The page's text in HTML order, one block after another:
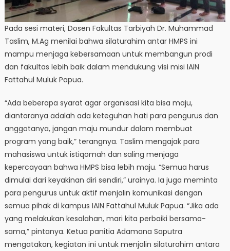
Pada sesi materi, Dosen Fakultas Tarbiyah Dr. Muhammad
Taslim, M.Ag menilai bahwa silaturahim antar HMPS ini
mampu menjaga kebersamaan untuk membangun prodi
dan fakultas lebih baik dalam mendukung visi misi IAIN
Fattahul Muluk Papua.
“Ada beberapa syarat agar organisasi kita bisa maju,
diantaranya adalah ada keteguhan hati para pengurus dan
anggotanya, jangan maju mundur dalam membuat
program yang baik,” terangnya. Taslim mengajak para
mahasiswa untuk istiqomah dan saling menjaga
kepercayaan bahwa HMPS bisa lebih maju. “Semua harus
dimulai dari keyakinan diri sendiri,” urainya. Ia juga meminta
para pengurus untuk aktif menjalin komunikasi dengan
semua pihak di kampus IAIN Fattahul Muluk Papua. “Jika ada
yang melakukan kesalahan, mari kita perbaiki bersama-
sama,” pintanya. Ketua panitia Adamana Saputra
mengatakan, kegiatan ini untuk menjalin silaturahim antara